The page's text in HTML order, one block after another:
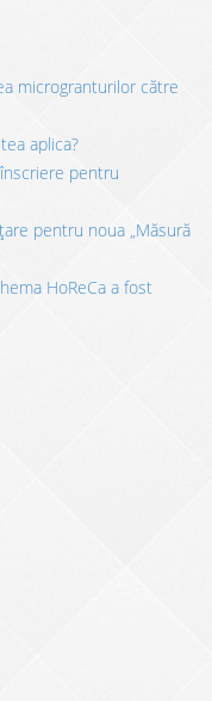
microgranturilor către
aplica?
pentru
pentru noua „Măsură
HoReCa a fost